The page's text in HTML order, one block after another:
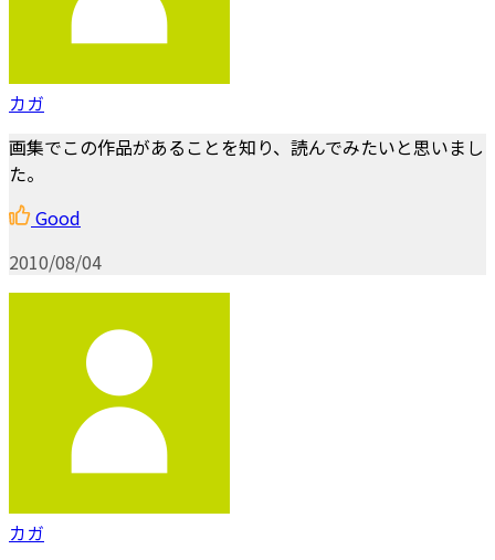
カガ
画集でこの作品があることを知り、読んでみたいと思いまし
た。
Good
2010/08/04
カガ